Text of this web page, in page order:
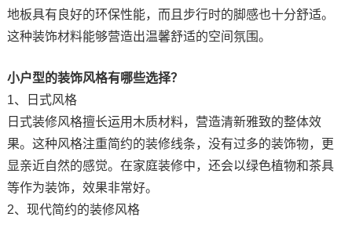
地板具有良好的环保性能，而且步行时的脚感也十分舒适。
这种装饰材料能够营造出温馨舒适的空间氛围。
小户型的装饰风格有哪些选择？
1、日式风格
日式装修风格擅长运用木质材料，营造清新雅致的整体效
果。这种风格注重简约的装修线条，没有过多的装饰物，更
显亲近自然的感觉。在家庭装修中，还会以绿色植物和茶具
等作为装饰，效果非常好。
2、现代简约的装修风格